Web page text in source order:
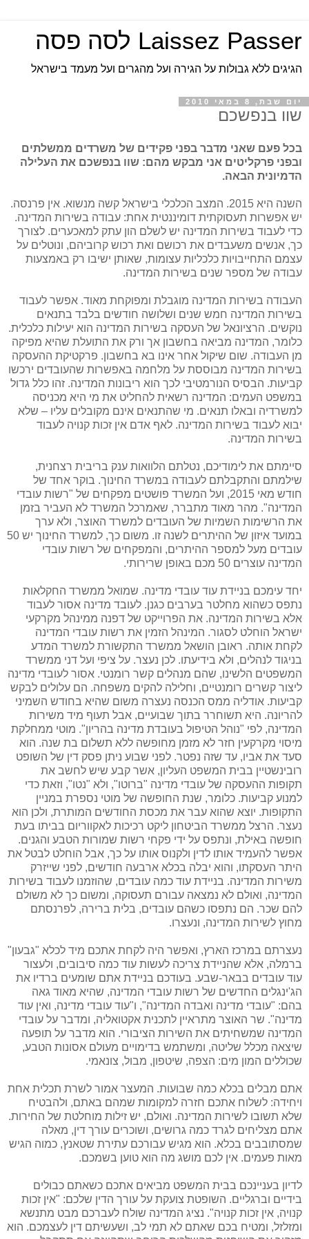
Laissez Passer לסה פסה
הגיגים ללא גבולות על הגירה ועל מהגרים ועל מעמד בישראל
יום שבת, 8 במאי 2010
שוו בנפשכם
בכל פעם שאני מדבר בפני פקידים של משרדים ממשלתים
ובפני פרקליטים אני מבקש מהם: שוו בנפשכם את העלילה
הדמיונית הבאה.
השנה היא 2015. המצב הכלכלי בישראל קשה מנשוא. אין פרנסה.
יש אפשרות תעסוקתית דומיננטית אחת: עבודה בשירות המדינה.
כדי לעבוד בשירות המדינה יש לשלם הון עתק למאכערים. לצורך
כך, אנשים משעבדים את רכושם ואת רכוש קרוביהם, ונוטלים על
עצמם התחייבויות כלכליות עצומות, שאותן ישיבו רק באמצעות
עבודה של מספר שנים בשירות המדינה.
העבודה בשירות המדינה מוגבלת ומפוקחת מאוד. אפשר לעבוד
בשירות המדינה חמש שנים ושלושה חודשים בלבד בתנאים
נוקשים. הרציונאל של העסקה בשירות המדינה הוא יעילות כלכלית.
כלומר, המדינה מביאה בחשבון אך ורק את התועלת שהיא מפיקה
מן העבודה. שום שיקול אחר אינו בא בחשבון. פרקטיקת ההעסקה
בשירות המדינה מבוססת על מלחמה באפשרות שהעובדים ירכשו
קביעות. הבסיס הנורמטיבי לכך הוא ריבונות המדינה. זהו כלל גדול
במשפט העמים: המדינה רשאית להחליט את מי היא מכניסה
למשרדיה ובאלו תנאים. מי שהתנאים אינם מקובלים עליו – שלא
יבוא לעבוד בשירות המדינה. לאף אדם אין זכות קנויה לעבוד
בשירות המדינה.
סיימתם את לימודיכם, נטלתם הלוואות ענק בריבית רצחנית,
שילמתם והתקבלתם לעבודה במשרד החינוך. בוקר אחד של
חודש מאי 2015, ועל המשרד פושטים מפקחים של "רשות עובדי
המדינה". מהר מאוד מתברר, שאמרכל המשרד לא העביר בזמן
את הרשימות השמיות של העובדים למשרד האוצר, ולא ערך
במועד איזון של ההיתרים לשנה זו. משום כך, למשרד החינוך יש 50
עובדים מעל למספר ההיתרים, והמפקחים של רשות עובדי
המדינה עוצרים 50 מכם באופן שרירותי.
יחד עימכם בניידת עוד עובדי מדינה. שמואל ממשרד החקלאות
נתפס כשהוא מחלטר בערבים כגנן. לעובד מדינה אסור לעבוד
אלא בשירות המדינה. את הפרוייקט של דפנה ממינהל מקרקעי
ישראל הוחלט לסגור. המינהל הזמין את רשות עובדי המדינה
לקחת אותה. ראובן הושאל ממשרד התקשורת למשרד המדע
בניגוד לנהלים, ולא בידיעתו. לכן נעצר. על ציפי ועל דני ממשרד
המשפטים הלשינו, שהם מנהלים קשר רומנטי. אסור לעובדי מדינה
ליצור קשרים רומנטיים, וחלילה להקים משפחה. הם עלולים לבקש
קביעות. אודליה ממס הכנסה נעצרה משום שהיא בחודש השמיני
להריונה. היא תשוחרר בתוך שבועיים, אבל תעוף מיד משירות
המדינה, לפי "נוהל הטיפול בעובדת מדינה בהריון". מוטי ממחלקת
מיסוי מקרקעין חזר לא מזמן מחופשה ללא תשלום בת שנה. הוא
סעד את אביו, עד שזה נפטר. לפני שבוע ניתן פסק דין של השופט
רובינשטיין בבית המשפט העליון, אשר קבע שיש לחשב את
תקופות ההעסקה של עובדי מדינה "ברוטו", ולא "נטו", וזאת כדי
למנוע קביעות. כלומר, שנת החופשה של מוטי נספרת במניין
התקופות. יוצא שהוא עבר את מכסת החודשים המותרת, ולכן הוא
נעצר. הרצל ממשרד הביטחון ליקט רכיכות לאקווריום בביתו בעת
חופשה באילת, ונתפס על ידי פקחי רשות שמורות הטבע והגנים.
אפשר להעמיד אותו לדין ולקנוס אותו על כך, אבל הוחלט לבטל את
היתר העסקתו, והוא יבלה בכלא ארבעה חודשים, לפני שייזרק
משירות המדינה. בניידת עוד כמה עובדים, שהוזמנו לעבוד בשירות
המדינה, ואולם לא נמצאה עבורם תעסוקה, ומשום כך לא משולם
להם שכר. הם נתפסו כשהם עובדים, בלית ברירה, לפרנסתם
מחוץ לשירות המדינה, ונעצרו.
נעצרתם במרכז הארץ, ואפשר היה לקחת אתכם מיד לכלא "גבעון"
ברמלה, אלא שהניידת צריכה לעשות עוד כמה סיבובים, ולעצור
עוד עובדים בבאר-שבע. בעודכם בניידת אתם שומעים ברדיו את
הג'ינגלים החדשים של רשות עובדי המדינה, שהיא מאוד גאה
בהם: "עובדי מדינה ואבדה המדינה", ו"עוד עובדי מדינה, ואין עוד
מדינה". שר האוצר מתראיין לתכנית אקטואליה, ומדבר על עובדי
המדינה שמשחיתים את השירות הציבורי. הוא מדבר על תופעה
שיצאה מכלל שליטה, ומשתמש בדימויים מעולם אסונות הטבע,
שכוללים המון מים: הצפה, שיטפון, מבול, צונאמי.
אתם מבלים בכלא כמה שבועות. המעצר אמור לשרת תכלית אחת
ויחידה: לשלוח אתכם חזרה למקומות שמהם באתם, ולהבטיח
שלא תשובו לשירות המדינה. ואולם, יש זילות מוחלטת של החירות.
אתם מצליחים לגרד כמה גרושים, ושוכרים עורך דין, מאלה
שמסתובבים בכלא. הוא מגיש עבורכם עתירת שטאנץ, כמוה הגיש
מאות פעמים. אין לכם מושג מה הוא טוען בשמכם.
לדיון בעניינכם בבית המשפט מביאים אתכם כשאתם כבולים
בידיים וברגליים. השופטת צועקת על עורך הדין שלכם: "אין זכות
קנויה, אין זכות קנויה". נציג המדינה שולח לעברכם מבט מתנשא
ומזלזל, ומטיח בכם שאתם לא תמי לב, ושעשיתם דין לעצמכם. הוא